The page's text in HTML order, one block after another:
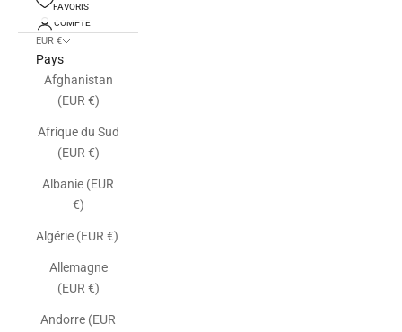
FAVORIS
COMPTE
EUR €
Pays
Afghanistan
(EUR €)
Afrique du Sud
(EUR €)
Albanie (EUR
€)
Algérie (EUR €)
Allemagne
(EUR €)
Andorre (EUR